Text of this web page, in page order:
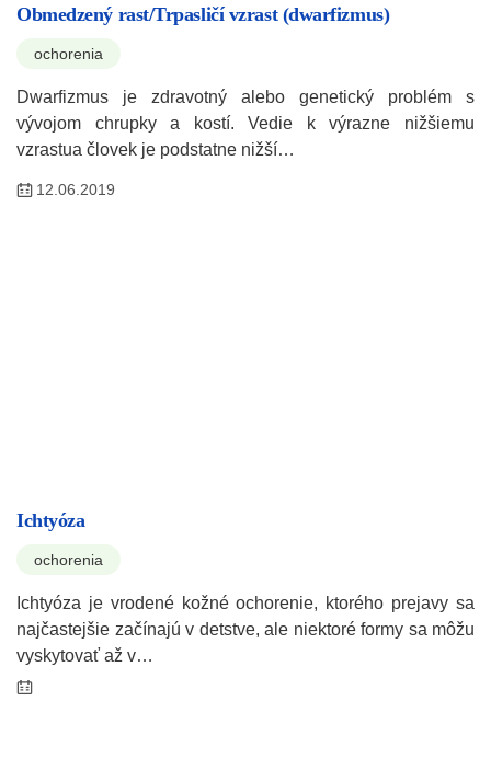
Obmedzený rast/Trpasličí vzrast (dwarfizmus)
ochorenia
Dwarfizmus je zdravotný alebo genetický problém s
vývojom chrupky a kostí. Vedie k výrazne nižšiemu
vzrastua človek je podstatne nižší…
12.06.2019
Ichtyóza
ochorenia
Ichtyóza je vrodené kožné ochorenie, ktorého prejavy sa
najčastejšie začínajú v detstve, ale niektoré formy sa môžu
vyskytovať až v…